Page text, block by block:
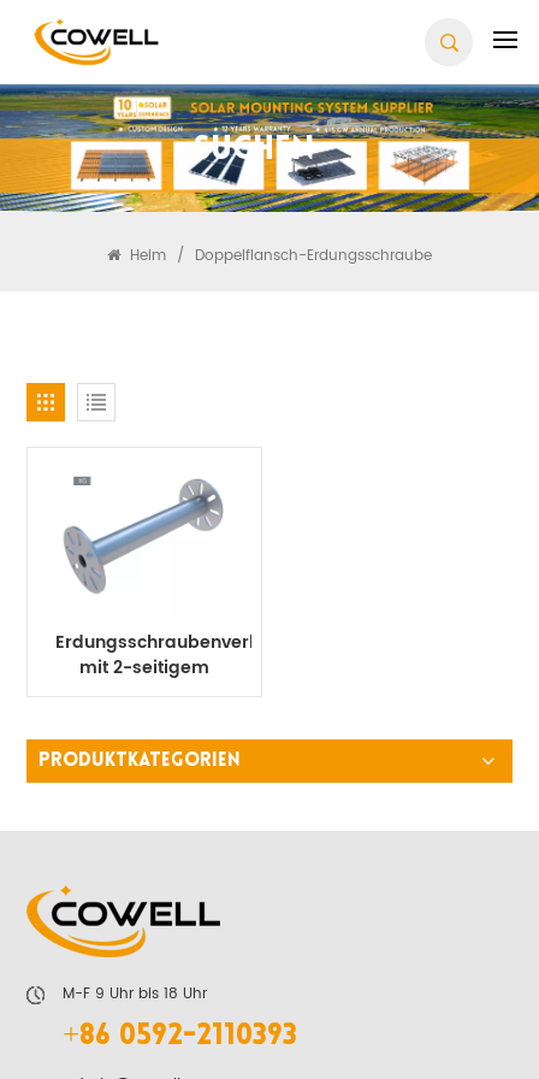
Suchen
Heim / Doppelflansch-Erdungsschraube
Erdungsschraubenverlängerung
mit 2-seitigem
Flansch
PRODUKTKATEGORIEN
M-F 9 Uhr bis 18 Uhr
+86 0592-2110393